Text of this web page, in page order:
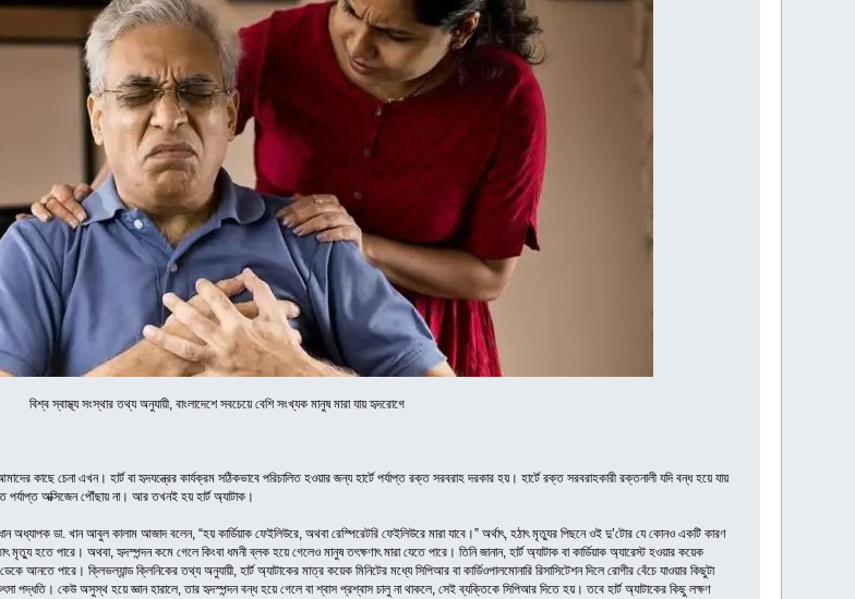
বিশ্ব স্বাস্থ্য সংস্থার তথ্য অনুযায়ী, বাংলাদেশে সবচেয়ে বেশি সংখ্যক মানুষ মারা যায় হৃদরোগে
কাছে চেনা এখন। হার্ট বা হৃদযন্ত্রের কার্যক্রম সঠিকভাবে পরিচালিত হওয়ার জন্য হার্টে পর্যাপ্ত রক্ত সরবরাহ দরকার হয়। হার্টে রক্ত সরবরাহকারী রক্তনালী যদি বন্ধ হয়ে যায়
পর্যাপ্ত অক্সিজেন পৌঁছায় না। আর তখনই হয় হার্ট অ্যাটাক।
অধ্যাপক ডা. খান আবুল কালাম আজাদ বলেন, “হয় কার্ডিয়াক ফেইলিউরে, অথবা রেস্পিরেটরি ফেইলিউরে মারা যাবে।” অর্থাৎ, হঠাৎ মৃত্যুর পিছনে ওই দু’টোর যে কোনও একটি কারণ
হতে পারে। অথবা, হৃদস্পন্দন কমে গেলে কিংবা ধমনী ব্লক হয়ে গেলেও মানুষ তৎক্ষণাৎ মারা যেতে পারে। তিনি জানান, হার্ট অ্যাটাক বা কার্ডিয়াক অ্যারেস্ট হওয়ার কয়েক
আনতে পারে। ক্লিভল্যান্ড ক্লিনিকের তথ্য অনুযায়ী, হার্ট অ্যাটাকের মাত্র কয়েক মিনিটের মধ্যে সিপিআর বা কার্ডিওপালমোনারি রিসাসিটেশন দিলে রোগীর বেঁচে যাওয়ার কিছুটা
পদ্ধতি। কেউ অসুস্থ হয়ে জ্ঞান হারালে, তার হৃদস্পন্দন বন্ধ হয়ে গেলে বা শ্বাস প্রশ্বাস চালু না থাকলে, সেই ব্যক্তিকে সিপিআর দিতে হয়। তবে হার্ট অ্যাটাকের কিছু লক্ষণ